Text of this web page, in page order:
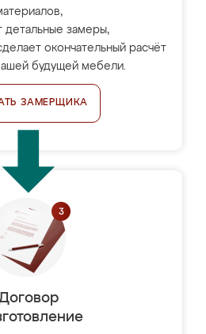
детальные замеры,
окончательный расчёт
будущей мебели.
ЗАМЕРЩИКА